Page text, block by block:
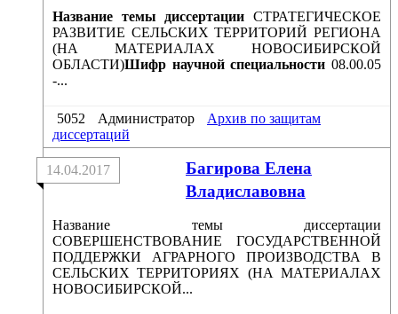
Название темы диссертации СТРАТЕГИЧЕСКОЕ
РАЗВИТИЕ СЕЛЬСКИХ ТЕРРИТОРИЙ РЕГИОНА
(НА МАТЕРИАЛАХ НОВОСИБИРСКОЙ
ОБЛАСТИ)Шифр научной специальности 08.00.05
-...
5052 Администратор
Архив по защитам
диссертаций
Багирова Елена
Владиславовна
14.04.2017
Название темы диссертации
СОВЕРШЕНСТВОВАНИЕ ГОСУДАРСТВЕННОЙ
ПОДДЕРЖКИ АГРАРНОГО ПРОИЗВОДСТВА В
СЕЛЬСКИХ ТЕРРИТОРИЯХ (НА МАТЕРИАЛАХ
НОВОСИБИРСКОЙ...